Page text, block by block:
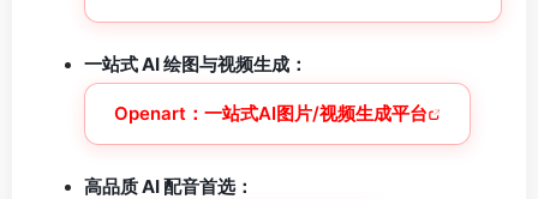
一站式 AI 绘图与视频生成：
Openart：一站式AI图片/视频生成平台
高品质 AI 配音首选：